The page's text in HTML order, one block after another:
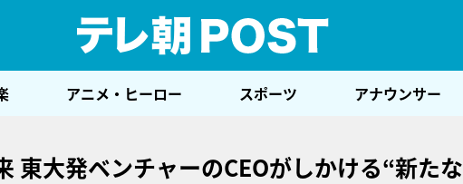
アニメ・ヒーロー スポーツ アナウンサー
東大発ベンチャーのCEOがしかける“新たな